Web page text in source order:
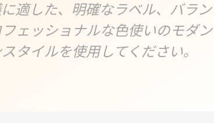
適した、明確なラベル、バラン
ェッショナルな色使いのモダン
タイルを使用してください。